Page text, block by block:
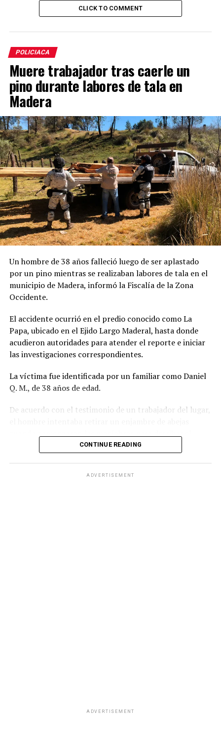
CLICK TO COMMENT
POLICIACA
Muere trabajador tras caerle un
pino durante labores de tala en
Madera
Un hombre de 38 años falleció luego de ser aplastado
por un pino mientras se realizaban labores de tala en el
municipio de Madera, informó la Fiscalía de la Zona
Occidente.
El accidente ocurrió en el predio conocido como La
Papa, ubicado en el Ejido Largo Maderal, hasta donde
acudieron autoridades para atender el reporte e iniciar
las investigaciones correspondientes.
La víctima fue identificada por un familiar como Daniel
Q. M., de 38 años de edad.
De acuerdo con el testimonio de un trabajador del lugar,
árbol con una motosierra. Sin embargo, no alcanzó a
CONTINUE READING
ADVERTISEMENT
ADVERTISEMENT